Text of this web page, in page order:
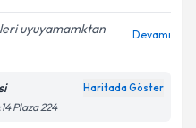
uyuyamamktan
Devamı
Haritada Göster
Plaza 224